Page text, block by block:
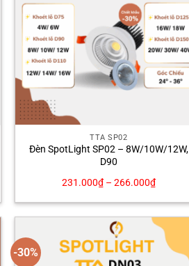
TTA SP02
Đèn SpotLight SP02 – 8W/10W/12W,
D90
231.000₫– 266.000₫
-30%